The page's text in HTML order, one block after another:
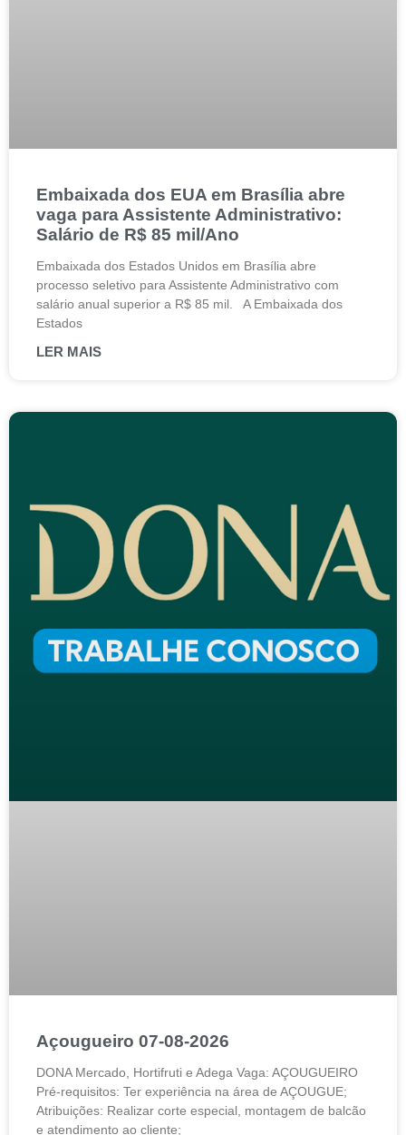
Embaixada dos EUA em Brasília abre
vaga para Assistente Administrativo:
Salário de R$ 85 mil/Ano
Embaixada dos Estados Unidos em Brasília abre
processo seletivo para Assistente Administrativo com
salário anual superior a R$ 85 mil. A Embaixada dos
Estados
LER MAIS
Açougueiro 07-08-2026
DONA Mercado, Hortifruti e Adega Vaga: AÇOUGUEIRO
Pré-requisitos: Ter experiência na área de AÇOUGUE;
Atribuições: Realizar corte especial, montagem de balcão
e atendimento ao cliente;